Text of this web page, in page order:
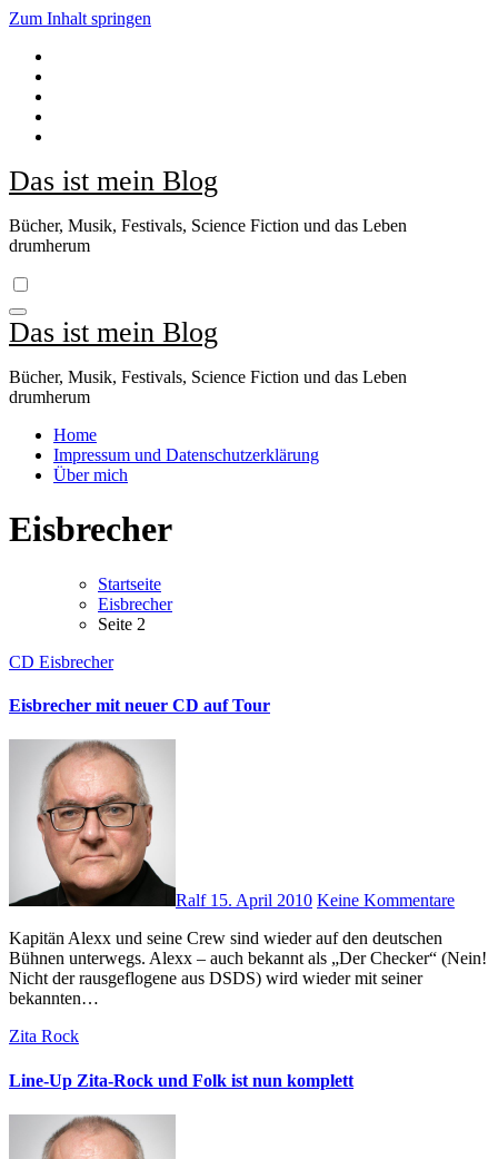
Zum Inhalt springen
Das ist mein Blog
Bücher, Musik, Festivals, Science Fiction und das Leben
drumherum
Das ist mein Blog
Bücher, Musik, Festivals, Science Fiction und das Leben
drumherum
Home
Impressum und Datenschutzerklärung
Über mich
Eisbrecher
Startseite
Eisbrecher
Seite 2
CD Eisbrecher
Eisbrecher mit neuer CD auf Tour
Ralf 15. April 2010 Keine Kommentare
Kapitän Alexx und seine Crew sind wieder auf den deutschen
Bühnen unterwegs. Alexx – auch bekannt als „Der Checker“ (Nein!
Nicht der rausgeflogene aus DSDS) wird wieder mit seiner
bekannten…
Zita Rock
Line-Up Zita-Rock und Folk ist nun komplett